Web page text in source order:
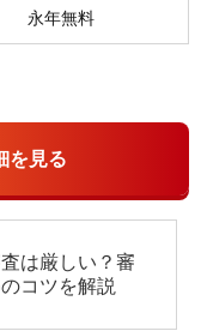
永年無料
を見る
は厳しい？審
コツを解説